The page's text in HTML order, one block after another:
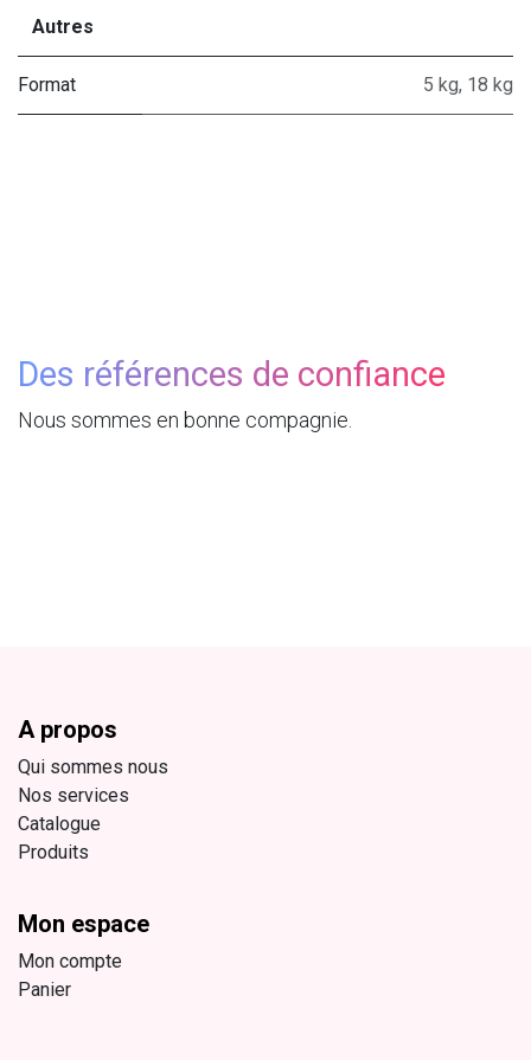
Autres
Format 5 kg, 18 kg
Des références de confiance
Nous sommes en bonne compagnie.
A propos
Qui sommes nous
Nos services
Catalogue
Produits
Mon espace
Mon compte
Panier